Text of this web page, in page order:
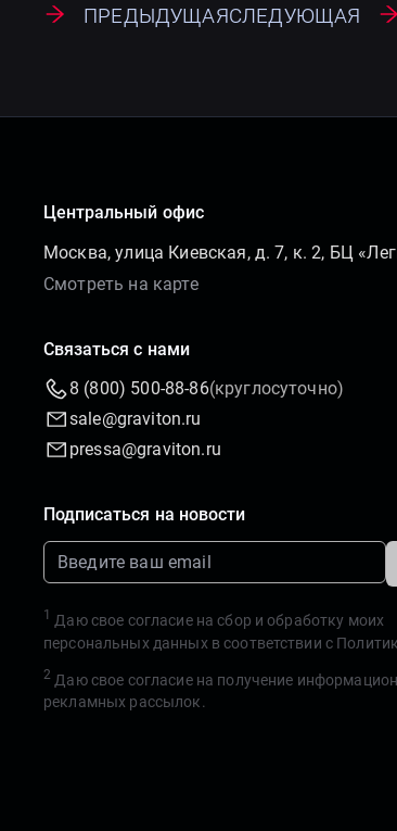
ПредыдущаяСледующая
Центральный офис
Москва, улица Киевская, д. 7, к. 2, БЦ
Смотреть на карте
Связаться с нами
8 (800) 500-88-86(круглосуточно)
sale@graviton.ru
pressa@graviton.ru
Подписаться на новости
1 Даю свое согласие на сбор и обработку моих
персональных данных в соответствии с
2 Даю свое согласие на получение
рекламных рассылок.